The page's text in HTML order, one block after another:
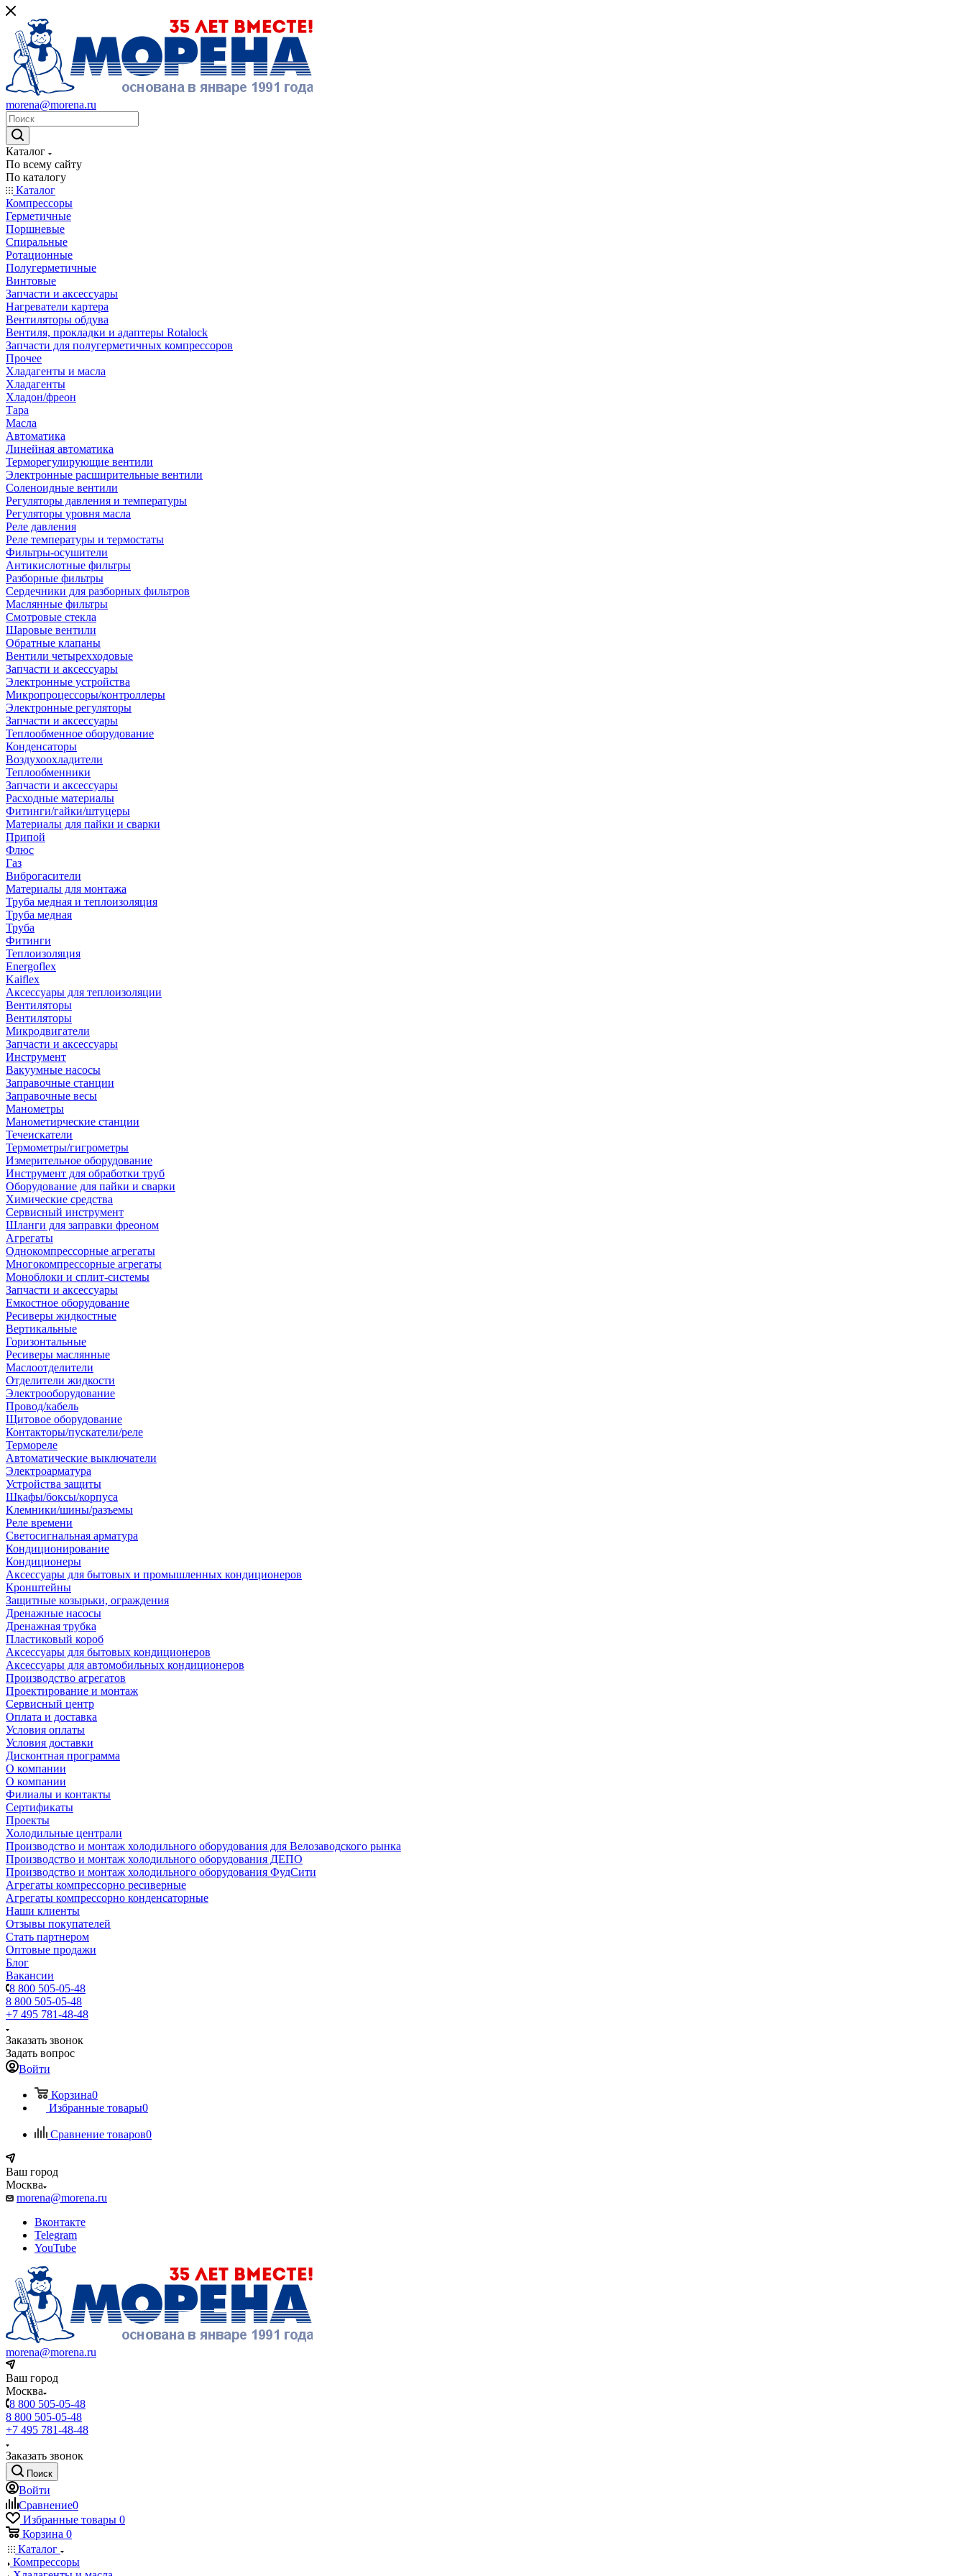
morena@morena.ru
Каталог
По всему сайту
По каталогу
Каталог
Компрессоры
Герметичные
Поршневые
Спиральные
Ротационные
Полугерметичные
Винтовые
Запчасти и аксессуары
Нагреватели картера
Вентиляторы обдува
Вентиля, прокладки и адаптеры Rotalock
Запчасти для полугерметичных компрессоров
Прочее
Хладагенты и масла
Хладагенты
Хладон/фреон
Тара
Масла
Автоматика
Линейная автоматика
Терморегулирующие вентили
Электронные расширительные вентили
Соленоидные вентили
Регуляторы давления и температуры
Регуляторы уровня масла
Реле давления
Реле температуры и термостаты
Фильтры-осушители
Антикислотные фильтры
Разборные фильтры
Сердечники для разборных фильтров
Маслянные фильтры
Смотровые стекла
Шаровые вентили
Обратные клапаны
Вентили четырехходовые
Запчасти и аксессуары
Электронные устройства
Микропроцессоры/контроллеры
Электронные регуляторы
Запчасти и аксессуары
Теплообменное оборудование
Конденсаторы
Воздухоохладители
Теплообменники
Запчасти и аксессуары
Расходные материалы
Фитинги/гайки/штуцеры
Материалы для пайки и сварки
Припой
Флюс
Газ
Виброгасители
Материалы для монтажа
Труба медная и теплоизоляция
Труба медная
Труба
Фитинги
Теплоизоляция
Energoflex
Kaiflex
Аксессуары для теплоизоляции
Вентиляторы
Вентиляторы
Микродвигатели
Запчасти и аксессуары
Инструмент
Вакуумные насосы
Заправочные станции
Заправочные весы
Манометры
Манометирческие станции
Течеискатели
Термометры/гигрометры
Измерительное оборудование
Инструмент для обработки труб
Оборудование для пайки и сварки
Химические средства
Сервисный инструмент
Шланги для заправки фреоном
Агрегаты
Однокомпрессорные агрегаты
Многокомпрессорные агрегаты
Моноблоки и сплит-системы
Запчасти и аксессуары
Емкостное оборудование
Ресиверы жидкостные
Вертикальные
Горизонтальные
Ресиверы маслянные
Маслоотделители
Отделители жидкости
Электрооборудование
Провод/кабель
Щитовое оборудование
Контакторы/пускатели/реле
Термореле
Автоматические выключатели
Электроарматура
Устройства защиты
Шкафы/боксы/корпуса
Клемники/шины/разъемы
Реле времени
Светосигнальная арматура
Кондиционирование
Кондиционеры
Аксессуары для бытовых и промышленных кондиционеров
Кронштейны
Защитные козырьки, ограждения
Дренажные насосы
Дренажная трубка
Пластиковый короб
Аксессуары для бытовых кондиционеров
Аксессуары для автомобильных кондиционеров
Производство агрегатов
Проектирование и монтаж
Сервисный центр
Оплата и доставка
Условия оплаты
Условия доставки
Дисконтная программа
О компании
О компании
Филиалы и контакты
Сертификаты
Проекты
Холодильные централи
Производство и монтаж холодильного оборудования для Велозаводского рынка
Производство и монтаж холодильного оборудования ДЕПО
Производство и монтаж холодильного оборудования ФудСити
Агрегаты компрессорно ресиверные
Агрегаты компрессорно конденсаторные
Наши клиенты
Отзывы покупателей
Стать партнером
Оптовые продажи
Блог
Вакансии
8 800 505-05-48
8 800 505-05-48
+7 495 781-48-48
Заказать звонок
Задать вопрос
Войти
Корзина0
Избранные товары0
Сравнение товаров0
Ваш город
Москва
morena@morena.ru
Вконтакте
Telegram
YouTube
morena@morena.ru
Ваш город
Москва
8 800 505-05-48
8 800 505-05-48
+7 495 781-48-48
Заказать звонок
Поиск
Войти
Сравнение0
Избранные товары 0
Корзина 0
Каталог
Компрессоры